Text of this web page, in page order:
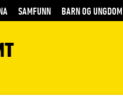
SAMFUNN BARN OG UNGDOM